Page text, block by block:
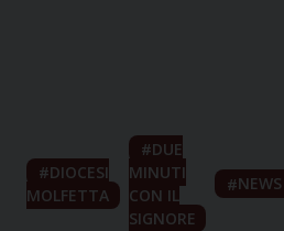
DIOCESI
MOLFETTA
DUE
MINUTI
CON IL
SIGNORE
NEWS